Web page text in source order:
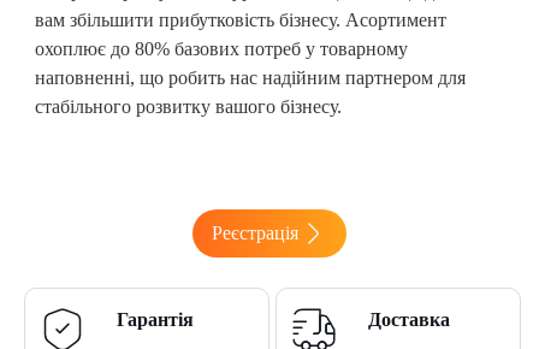
вам збільшити прибутковість бізнесу. Асортимент
охоплює до 80% базових потреб у товарному
наповненні, що робить нас надійним партнером для
стабільного розвитку вашого бізнесу.
Реєстрація
Гарантія Доставка